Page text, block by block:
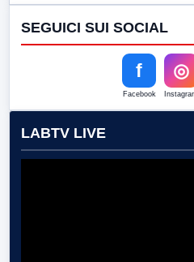
SEGUICI SUI SOCIAL
f
Facebook
◎
LABTV LIVE